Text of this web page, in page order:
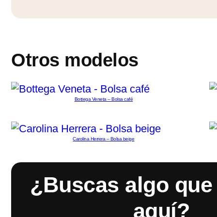
Otros modelos
Bottega Veneta – Bolsa café
Carolina Herrera – Bolsa beige
¿Buscas algo
aquí?